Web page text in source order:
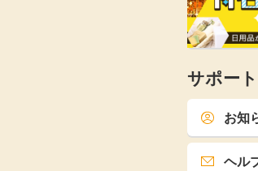
サポー
お知
ヘル